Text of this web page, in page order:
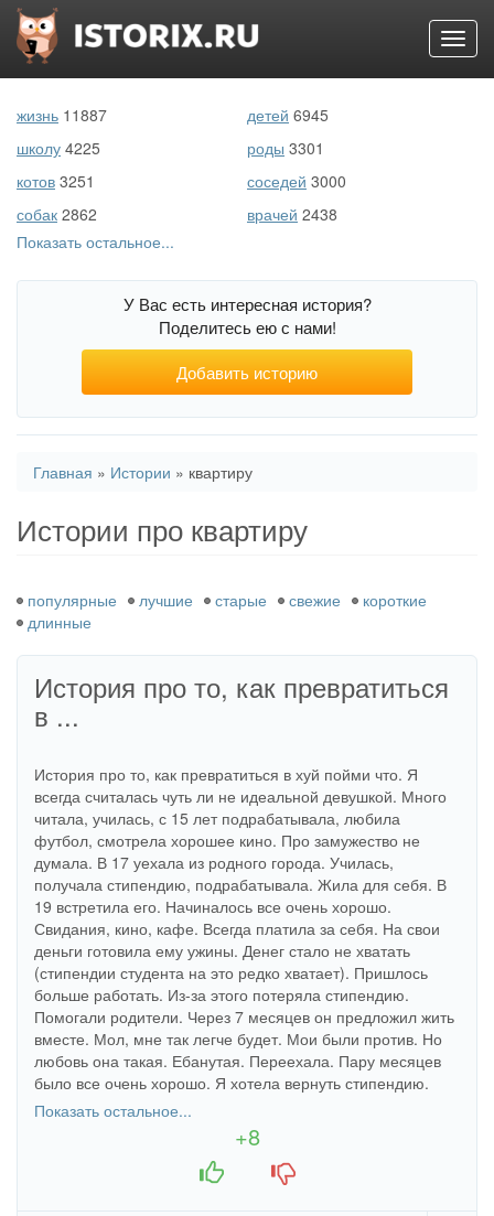
Перейти
основному
содержанию
жизнь 11887 детей 6945
школу 4225 роды 3301
котов 3251 соседей 3000
собак 2862 врачей 2438
первый раз 2216
море 1136 животных 1071
войну 708
507 подростков 505
Показать остальное...
У Вас есть интересная история?
Поделитесь ею с нами!
Добавить историю
Вы
Главная » Истории » квартиру
Истории про квартиру
популярные лучшие старые свежие
короткие
длинные
История про то, как превратиться
в ...
История про то, как превратиться в хуй пойми что. Я
всегда считалась чуть ли не идеальной девушкой. Много
читала, училась, с 15 лет подрабатывала, любила
футбол, смотрела хорошее кино. Про замужество не
думала. В 17 уехала из родного города. Училась,
получала стипендию, подрабатывала. Жила для себя. В
19 встретила его. Начиналось все очень хорошо.
Свидания, кино, кафе. Всегда платила за себя. На свои
деньги готовила ему ужины. Денег стало не хватать
(стипендии студента на это редко хватает). Пришлось
больше работать. Из-за этого потеряла стипендию.
Помогали родители. Через 7 месяцев он предложил жить
вместе. Мол, мне так легче будет. Мои были против. Но
любовь она такая. Ебанутая. Переехала. Пару месяцев
было все очень хорошо. Я хотела вернуть стипендию.
Училась много, готовила ему, стирала, ждала с работы,
обеспечивала приятные сексуальные моменты. Из-за
этого пришлось бросить подработку (времени реально не
хватало). Родители мои от меня чуть ли не отреклись.
Показать остальное...
+8